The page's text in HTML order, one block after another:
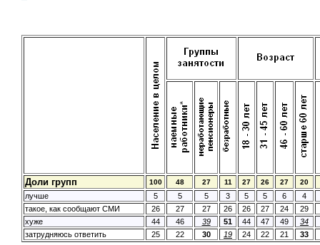
Доли групп 100 48 27 11 27 26 27 20
лучше 5 5 5 3 5 5 6
4
такое, как сообщают СМИ
26 27 27 26 26 27 24
29
хуже
44 46 39 51 44 47 49
34
затрудняюсь ответить
25 22 30 19 24 22 21 33